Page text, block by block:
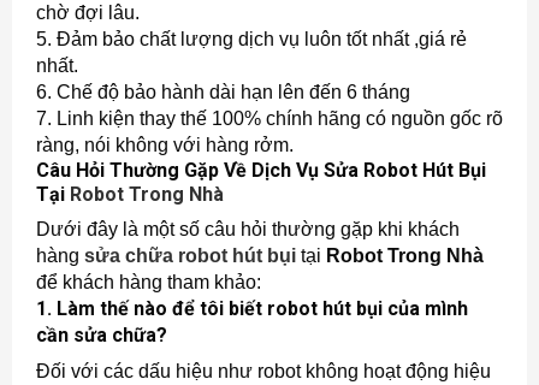
chờ đợi lâu.
5. Đảm bảo chất lượng dịch vụ luôn tốt nhất ,giá rẻ
nhất.
6. Chế độ bảo hành dài hạn lên đến 6 tháng
7. Linh kiện thay thế 100% chính hãng có nguồn gốc rõ
ràng, nói không với hàng rởm.
Câu Hỏi Thường Gặp Về Dịch Vụ Sửa Robot Hút Bụi
Tại Robot Trong Nhà
Dưới đây là một số câu hỏi thường gặp khi khách
hàng sửa chữa robot hút bụitại Robot Trong Nhà
để khách hàng tham khảo:
1. Làm thế nào để tôi biết robot hút bụi của mình
cần sửa chữa?
Đối với các dấu hiệu như robot không hoạt động hiệu